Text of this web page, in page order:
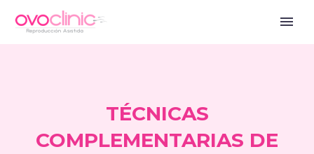
TÉCNICAS
COMPLEMENTARIAS DE